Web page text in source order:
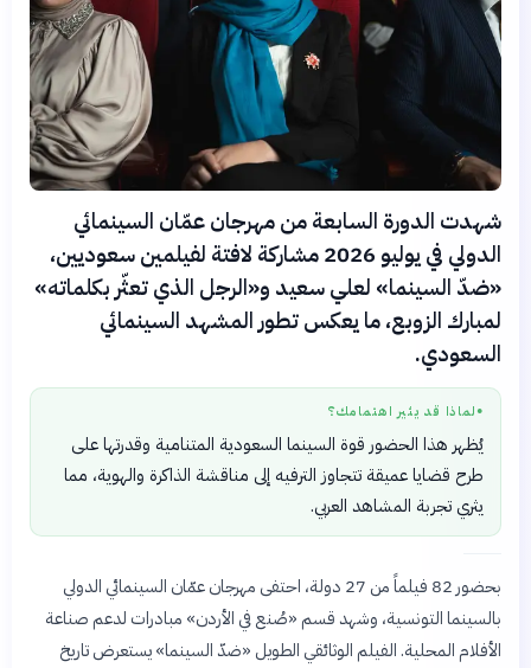
شهدت الدورة السابعة من مهرجان عمّان السينمائي
الدولي في يوليو 2026 مشاركة لافتة لفيلمين سعوديين،
«ضدّ السينما» لعلي سعيد و«الرجل الذي تعثّر بكلماته»
لمبارك الزوبع، ما يعكس تطور المشهد السينمائي
السعودي.
● لماذا قد يثير اهتمامك؟
يُظهر هذا الحضور قوة السينما السعودية المتنامية وقدرتها على
طرح قضايا عميقة تتجاوز الترفيه إلى مناقشة الذاكرة والهوية، مما
يثري تجربة المشاهد العربي.
بحضور 82 فيلماً من 27 دولة، احتفى مهرجان عمّان السينمائي الدولي
بالسينما التونسية، وشهد قسم «صُنع في الأردن» مبادرات لدعم صناعة
الأفلام المحلية. الفيلم الوثائقي الطويل «ضدّ السينما» يستعرض تاريخ